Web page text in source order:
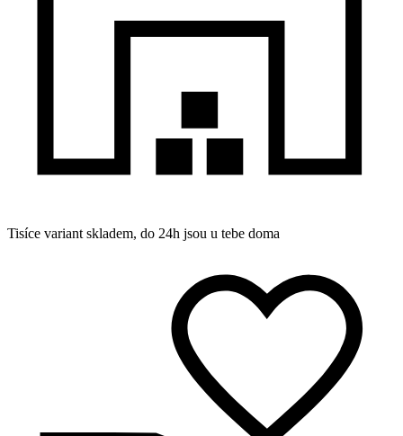
Tisíce variant skladem, do 24h jsou u tebe doma